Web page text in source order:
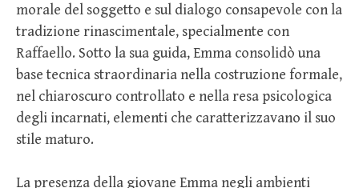
morale del soggetto e sul dialogo consapevole con la
tradizione rinascimentale, specialmente con
Raffaello. Sotto la sua guida, Emma consolidò una
base tecnica straordinaria nella costruzione formale,
nel chiaroscuro controllato e nella resa psicologica
degli incarnati, elementi che caratterizzavano il suo
stile maturo.
La presenza della giovane Emma negli ambienti